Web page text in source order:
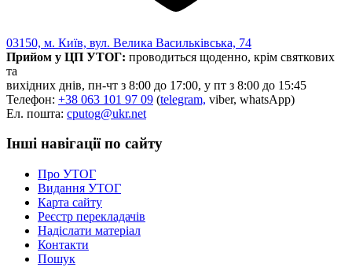
03150, м. Київ, вул. Велика Васильківська, 74
Прийом у ЦП УТОГ: проводиться щоденно, крім святкових
та
вихідних днів, пн-чт з 8:00 до 17:00, у пт з 8:00 до 15:45
Телефон: +38 063 101 97 09 (telegram, viber, whatsApp)
Ел. пошта: cputog@ukr.net
Інші навігації по сайту
Про УТОГ
Видання УТОГ
Карта сайту
Реєстр перекладачів
Надіслати матеріал
Контакти
Пошук